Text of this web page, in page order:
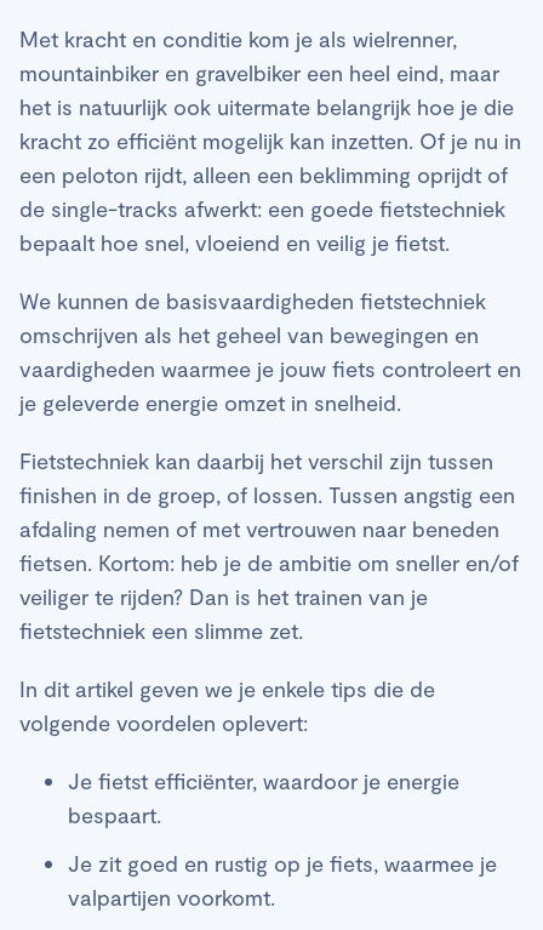
Met kracht en conditie kom je als wielrenner,
mountainbiker en gravelbiker een heel eind, maar
het is natuurlijk ook uitermate belangrijk hoe je die
kracht zo efficiënt mogelijk kan inzetten. Of je nu in
een peloton rijdt, alleen een beklimming oprijdt of
de single-tracks afwerkt: een goede fietstechniek
bepaalt hoe snel, vloeiend en veilig je fietst.
We kunnen de basisvaardigheden fietstechniek
omschrijven als het geheel van bewegingen en
vaardigheden waarmee je jouw fiets controleert en
je geleverde energie omzet in snelheid.
Fietstechniek kan daarbij het verschil zijn tussen
finishen in de groep, of lossen. Tussen angstig een
afdaling nemen of met vertrouwen naar beneden
fietsen. Kortom: heb je de ambitie om sneller en/of
veiliger te rijden? Dan is het trainen van je
fietstechniek een slimme zet.
In dit artikel geven we je enkele tips die de
volgende voordelen oplevert:
Je fietst efficiënter, waardoor je energie
bespaart.
Je zit goed en rustig op je fiets, waarmee je
valpartijen voorkomt.